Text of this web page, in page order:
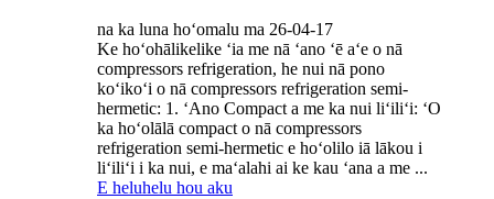
na ka luna hoʻomalu ma 26-04-17
Ke hoʻohālikelike ʻia me nā ʻano ʻē aʻe o nā
compressors refrigeration, he nui nā pono
koʻikoʻi o nā compressors refrigeration semi-
hermetic: 1. ʻAno Compact a me ka nui liʻiliʻi: ʻO
ka hoʻolālā compact o nā compressors
refrigeration semi-hermetic e hoʻolilo iā lākou i
liʻiliʻi i ka nui, e maʻalahi ai ke kau ʻana a me ...
E heluhelu hou aku